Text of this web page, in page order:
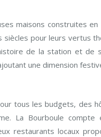
maisons construites en
siècles pour leurs vertus
de la station et de
une dimension
tous les budgets, des
La Bourboule compte
restaurants locaux